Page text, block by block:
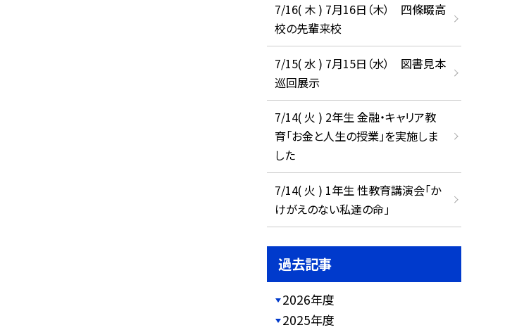
7/16( 木 ) 7月16日（木） 四條畷高
校の先輩来校
7/15( 水 ) 7月15日（水） 図書見本
巡回展示
7/14( 火 ) 2年生 金融・キャリア教
育「お金と人生の授業」を実施しま
した
7/14( 火 ) 1年生 性教育講演会「か
けがえのない私達の命」
過去記事
2026年度
2025年度